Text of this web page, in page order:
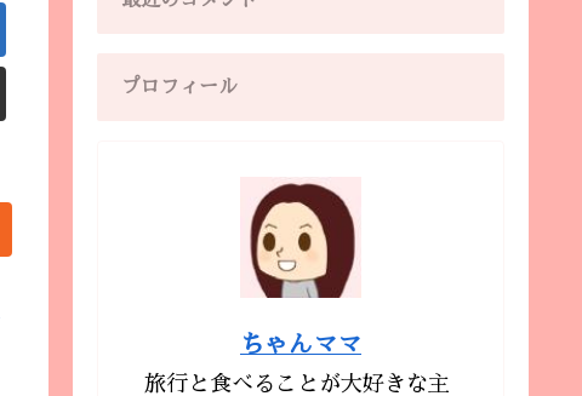
プロフィール
ちゃんママ
旅行と食べることが大好きな主